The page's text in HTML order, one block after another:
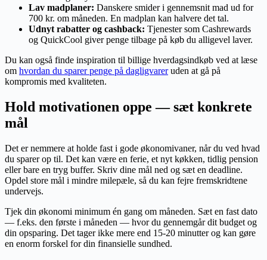
Lav madplaner: Danskere smider i gennemsnit mad ud for
700 kr. om måneden. En madplan kan halvere det tal.
Udnyt rabatter og cashback: Tjenester som Cashrewards
og QuickCool giver penge tilbage på køb du alligevel laver.
Du kan også finde inspiration til billige hverdagsindkøb ved at læse
om hvordan du sparer penge på dagligvareruden at gå på
kompromis med kvaliteten.
Hold motivationen oppe — sæt konkrete
mål
Det er nemmere at holde fast i gode økonomivaner, når du ved hvad
du sparer op til. Det kan være en ferie, et nyt køkken, tidlig pension
eller bare en tryg buffer. Skriv dine mål ned og sæt en deadline.
Opdel store mål i mindre milepæle, så du kan fejre fremskridtene
undervejs.
Tjek din økonomi minimum én gang om måneden. Sæt en fast dato
— f.eks. den første i måneden — hvor du gennemgår dit budget og
din opsparing. Det tager ikke mere end 15-20 minutter og kan gøre
en enorm forskel for din finansielle sundhed.